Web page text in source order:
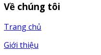
Về chúng tôi
Trang chủ
Giới thiệu